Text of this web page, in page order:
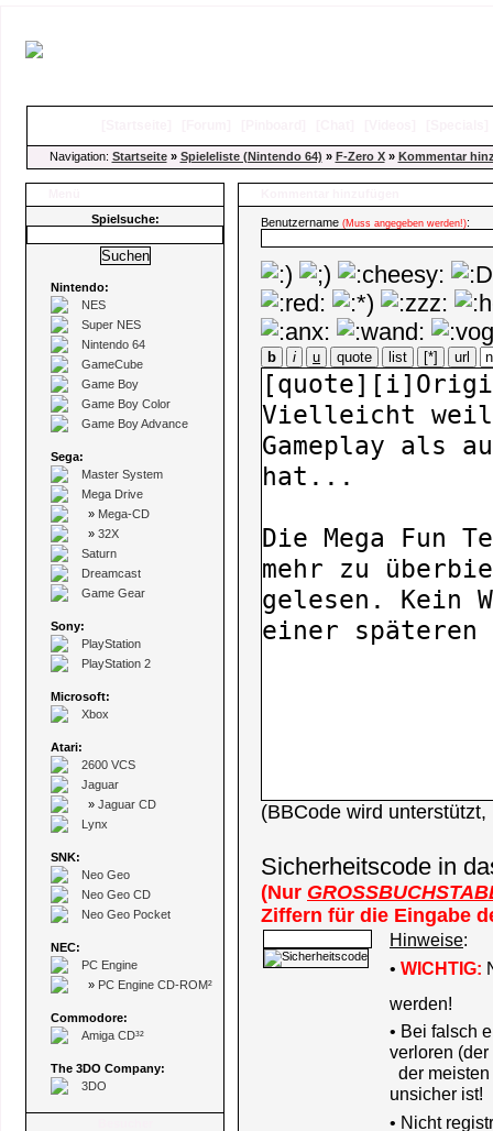
Navigation: Startseite» Spieleliste (Nintendo 64) » F-Zero X» Kommentar
Spielsuche:
Nintendo:
NES
Super NES
Nintendo 64
GameCube
Game Boy
Game Boy Color
Game Boy Advance
Sega:
Master System
Mega Drive
» Mega-CD
» 32X
Saturn
Dreamcast
Game Gear
Sony:
PlayStation
PlayStation 2
Microsoft:
Xbox
Atari:
2600 VCS
Jaguar
» Jaguar CD
Lynx
SNK:
Neo Geo
Neo Geo CD
Neo Geo Pocket
NEC:
PC Engine
» PC Engine CD-ROM²
Commodore:
Amiga CD³²
The 3DO Company:
3DO
Benutzername (Muss angegeben werden!):
b i u quote list [*] url
(BBCode wird
Sicherheitscode in
(Nur
Ziffern für die Eingabe
Hinweise:
• WICHTIG:
werden!
• Bei falsch
verloren
der
unsicher ist!
• Nicht